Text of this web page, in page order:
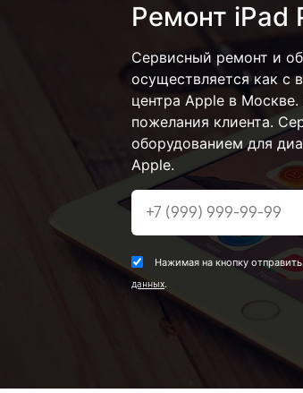
Ремонт iPad
Сервисный ремонт и
осуществляется как с
центра Apple в
пожелания клиента.
оборудованием для
Apple.
Нажимая на кнопку
данных.